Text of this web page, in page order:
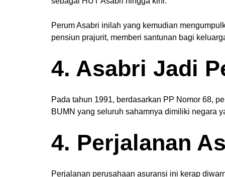
Perum Asabri inilah yang kemudian
pensiun prajurit, memberi santunan bagi
4. Asabri Jadi
Pada tahun 1991, berdasarkan PP Nomor 68,
BUMN yang seluruh sahamnya dimiliki negara
4. Perjalanan
Perjalanan perusahaan asuransi ini kerap